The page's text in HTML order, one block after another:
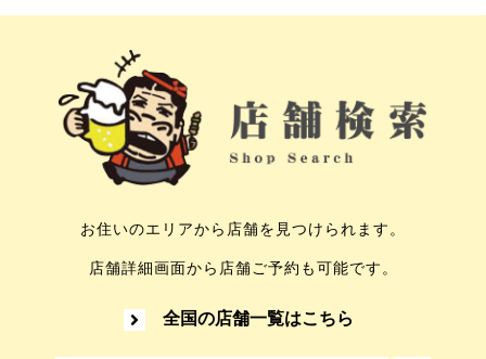
お住いのエリアから店舗を見つけられます。
店舗詳細画面から店舗ご予約も可能です。
全国の店舗一覧はこちら